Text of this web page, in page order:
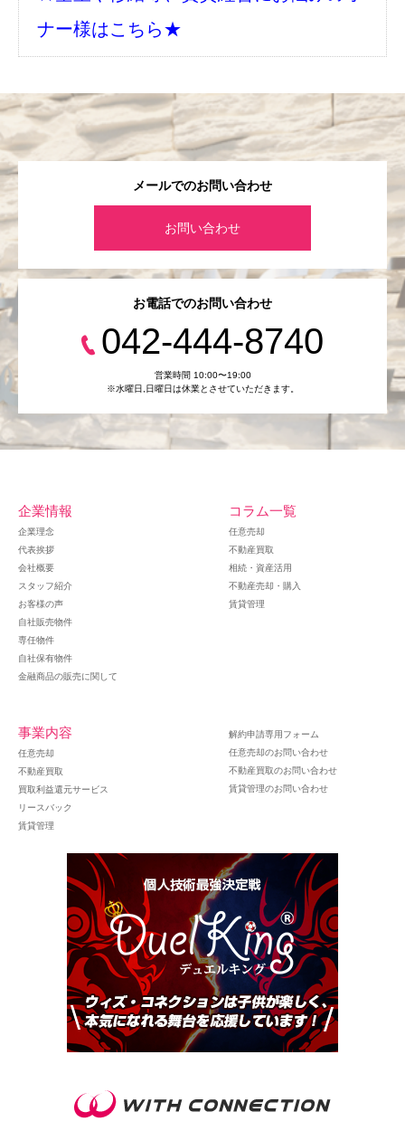
ナー様はこちら★
メールでのお問い合わせ
お問い合わせ
お電話でのお問い合わせ
042-444-8740
営業時間 10:00〜19:00
※水曜日,⽇曜日は休業とさせていただきます。
企業情報
企業理念
代表挨拶
会社概要
スタッフ紹介
お客様の声
自社販売物件
専任物件
自社保有物件
金融商品の販売に関して
コラム一覧
任意売却
不動産買取
相続・資産活用
不動産売却・購入
賃貸管理
事業内容
任意売却
不動産買取
買取利益還元サービス
リースバック
賃貸管理
解約申請専用フォーム
任意売却のお問い合わせ
不動産買取のお問い合わせ
賃貸管理のお問い合わせ